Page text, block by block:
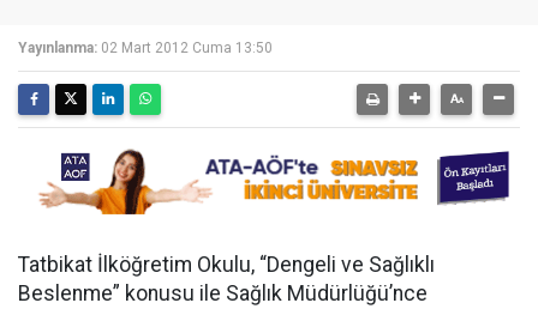
Yayınlanma: 02 Mart 2012 Cuma 13:50
Tatbikat İlköğretim Okulu, “Dengeli ve Sağlıklı
Beslenme” konusu ile Sağlık Müdürlüğü’nce